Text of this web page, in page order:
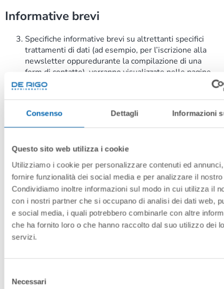
Consenso Dettagli Informazioni
Questo sito web utilizza i cookie
Utilizziamo i cookie per personalizzare contenuti ed
fornire funzionalità dei social media e per analizzare il
Condividiamo inoltre informazioni sul modo in cui utilizza il
con i nostri partner che si occupano di analisi dei dati web,
e social media, i quali potrebbero combinarle con altre
che ha fornito loro o che hanno raccolto dal suo utilizzo dei
servizi.
delNecessari
Informative brevi
Specifiche informative brevi su altrettanti specifici
trattamenti di dati (ad esempio, per l’iscrizione alla
newsletter oppuredurante la compilazione di una
form di contatto), verranno visualizzate nelle pagine
del sito
IV – DIRITTI DELL’UTENTE
elencano i diritti dell’utente.
L’interessato, in relazione ai dati personali oggetto
della presente informativa, ha la facoltà di esercitare i
diritti previsti dal Regolamento UE di seguito
riportati:
diritto di accesso dell’interessato [art. 15 del
Regolamento UE] (la possibilità di essere
informato sui trattamenti effettuati sui propri
alla rettifica dei dati personali inesatti che lo